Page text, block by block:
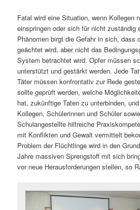
Fatal wird eine Situation, wenn Kollegen
einspringen oder sich für nicht zuständig
Phänomen birgt die Gefahr in sich, dass
geächtet wird, aber nicht das
System betrachtet wird. Opfer müssen
unterstützt und gestärkt werden. Jede
Täter müssen konfrontativ zur Rede
sollte geprüft werden, welche
hat, zukünftige Taten zu unterbinden,
Kollegen, Schülerinnen und Schüler
Schulangestellte hilfreiche
mit Konflikten und Gewalt vermittelt
Problem der Flüchtlinge wird in den
Jahre massiven Sprengstoff mit sich
vor neue Herausforderungen stellen, so